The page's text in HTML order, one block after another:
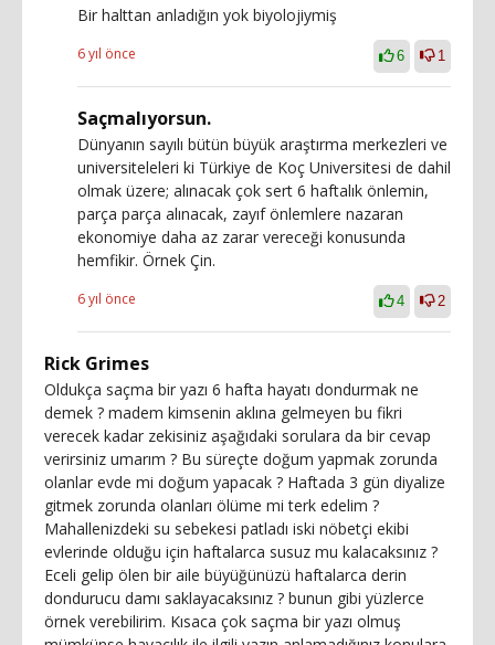
Bir halttan anladığın yok biyolojiymiş
6 yıl önce 6 1
Saçmalıyorsun.
Dünyanın sayılı bütün büyük araştırma merkezleri ve
universiteleleri ki Türkiye de Koç Universitesi de dahil
olmak üzere; alınacak çok sert 6 haftalık önlemin,
parça parça alınacak, zayıf önlemlere nazaran
ekonomiye daha az zarar vereceği konusunda
hemfikir. Örnek Çin.
6 yıl önce 4 2
Rick Grimes
Oldukça saçma bir yazı 6 hafta hayatı dondurmak ne
demek ? madem kimsenin aklına gelmeyen bu fikri
verecek kadar zekisiniz aşağıdaki sorulara da bir cevap
verirsiniz umarım ? Bu süreçte doğum yapmak zorunda
olanlar evde mi doğum yapacak ? Haftada 3 gün diyalize
gitmek zorunda olanları ölüme mi terk edelim ?
Mahallenizdeki su sebekesi patladı iski nöbetçi ekibi
evlerinde olduğu için haftalarca susuz mu kalacaksınız ?
Eceli gelip ölen bir aile büyüğünüzü haftalarca derin
dondurucu damı saklayacaksınız ? bunun gibi yüzlerce
örnek verebilirim. Kısaca çok saçma bir yazı olmuş